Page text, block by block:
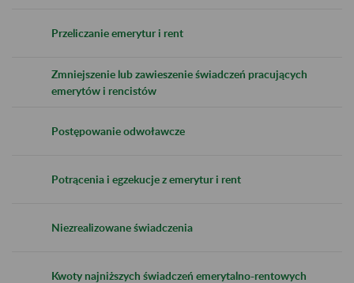
Przeliczanie emerytur i rent
Zmniejszenie lub zawieszenie świadczeń pracujących
emerytów i rencistów
Postępowanie odwoławcze
Potrącenia i egzekucje z emerytur i rent
Niezrealizowane świadczenia
Kwoty najniższych świadczeń emerytalno-rentowych